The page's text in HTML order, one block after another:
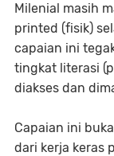
Milenial masih
printed (fisik)
capaian ini
tingkat literasi
diakses dan
Capaian ini
dari kerja keras